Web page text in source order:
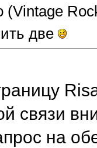
(Vintage
две
связи
на